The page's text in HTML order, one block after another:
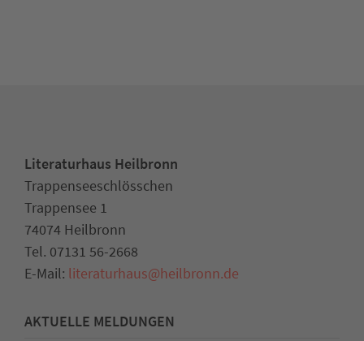
Literaturhaus Heilbronn
Trappenseeschlösschen
Trappensee 1
74074 Heilbronn
Tel. 07131 56-2668
E-Mail: literaturhaus@heilbronn.de
AKTUELLE MELDUNGEN